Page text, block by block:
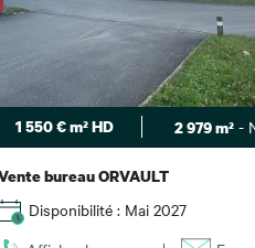
1 550 € m² HD 2 979 m²-
bureau ORVAULT
Disponibilité : Mai 2027